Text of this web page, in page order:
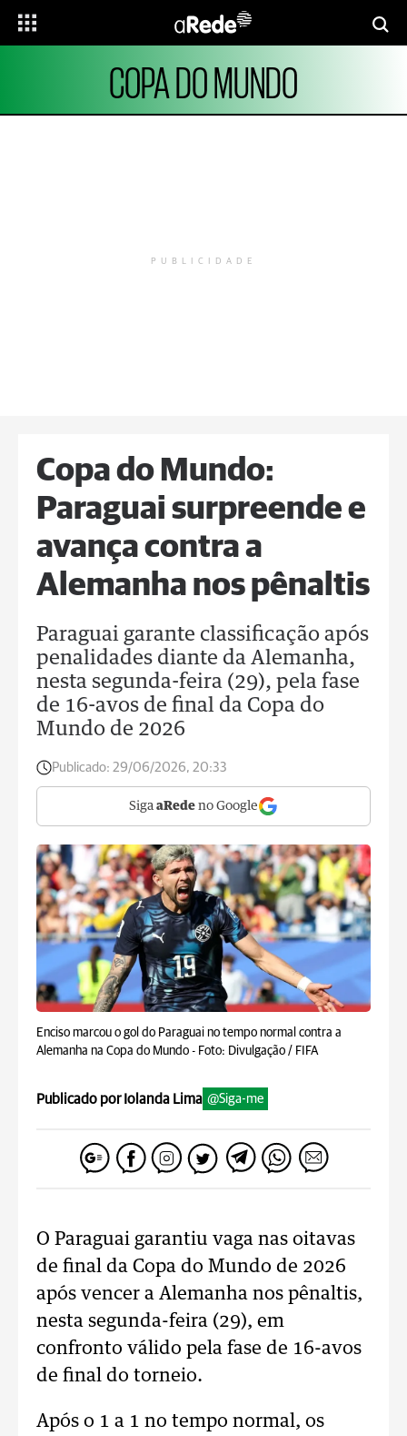
COPA DO MUNDO
PUBLICIDADE
Copa do Mundo:
Paraguai surpreende e
avança contra a
Alemanha nos pênaltis
Paraguai garante classificação após
penalidades diante da Alemanha,
nesta segunda-feira (29), pela fase
de 16-avos de final da Copa do
Mundo de 2026
Publicado: 29/06/2026, 20:33
Siga aRede no Google
Enciso marcou o gol do Paraguai no tempo normal contra a
Alemanha na Copa do Mundo - Foto: Divulgação / FIFA
Publicado por Iolanda Lima @Siga-me
O Paraguai garantiu vaga nas oitavas
de final da Copa do Mundo de 2026
após vencer a Alemanha nos pênaltis,
nesta segunda-feira (29), em
confronto válido pela fase de 16-avos
de final do torneio.
Após o 1 a 1 no tempo normal, os